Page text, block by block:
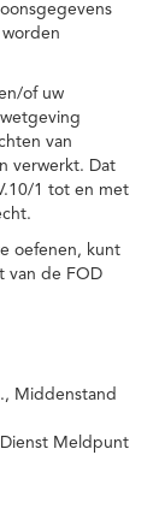
of uw
van
verwerkt. Dat
1 tot en met
oefenen, kunt
van de FOD
Middenstand
Meldpunt